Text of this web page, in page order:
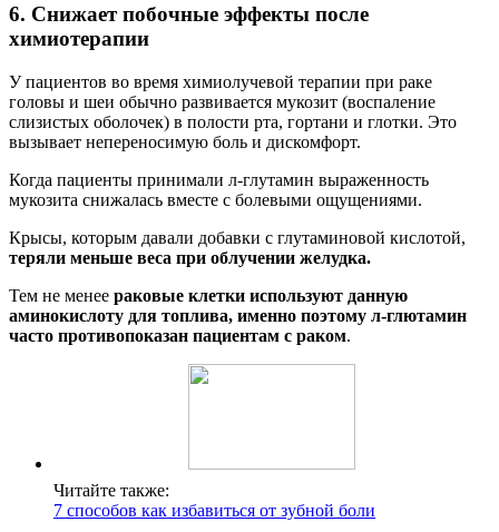
6. Снижает побочные эффекты после
химиотерапии
У пациентов во время химиолучевой терапии при раке
головы и шеи обычно развивается мукозит (воспаление
слизистых оболочек) в полости рта, гортани и глотки. Это
вызывает непереносимую боль и дискомфорт.
Когда пациенты принимали л-глутамин выраженность
мукозита снижалась вместе с болевыми ощущениями.
Крысы, которым давали добавки с глутаминовой кислотой,
теряли меньше веса при облучении желудка.
Тем не менее раковые клетки используют данную
аминокислоту для топлива, именно поэтому л-глютамин
часто противопоказан пациентам с раком.
Читайте также:
7 способов как избавиться от зубной боли